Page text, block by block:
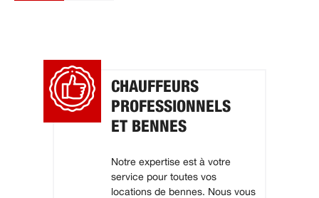
CHAUFFEURS
PROFESSIONNELS
ET BENNES
Notre expertise est à votre
service pour toutes vos
locations de bennes. Nous vous